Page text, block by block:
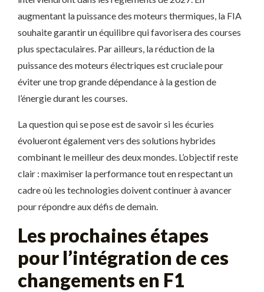
augmentant la puissance des moteurs thermiques, la FIA
souhaite garantir un équilibre qui favorisera des courses
plus spectaculaires. Par ailleurs, la réduction de la
puissance des moteurs électriques est cruciale pour
éviter une trop grande dépendance à la gestion de
l’énergie durant les courses.
La question qui se pose est de savoir si les écuries
évolueront également vers des solutions hybrides
combinant le meilleur des deux mondes. L’objectif reste
clair : maximiser la performance tout en respectant un
cadre où les technologies doivent continuer à avancer
pour répondre aux défis de demain.
Les prochaines étapes
pour l’intégration de ces
changements en F1